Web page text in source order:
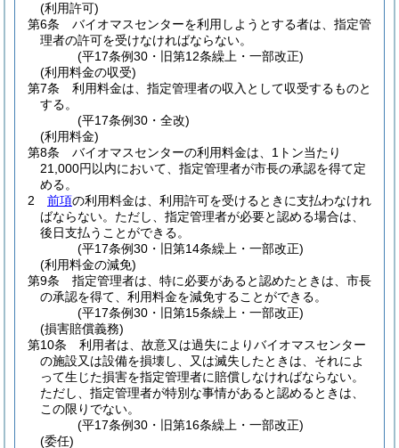
(利用許可)
第6条
バイオマスセンターを利用しようとする者は、指定管
理者の許可を受けなければならない。
(平17条例30・旧第12条繰上・一部改正)
(利用料金の収受)
第7条
利用料金は、指定管理者の収入として収受するものと
する。
(平17条例30・全改)
(利用料金)
第8条
バイオマスセンターの利用料金は、1トン当たり
21,000円以内において、指定管理者が市長の承認を得て定
める。
2
前項の利用料金は、利用許可を受けるときに支払わなけれ
ばならない。 ただし、指定管理者が必要と認める場合は、
後日支払うことができる。
(平17条例30・旧第14条繰上・一部改正)
(利用料金の減免)
第9条
指定管理者は、特に必要があると認めたときは、市長
の承認を得て、利用料金を減免することができる。
(平17条例30・旧第15条繰上・一部改正)
(損害賠償義務)
第10条
利用者は、故意又は過失によりバイオマスセンター
の施設又は設備を損壊し、又は滅失したときは、それによ
って生じた損害を指定管理者に賠償しなければならない。
ただし、指定管理者が特別な事情があると認めるときは、
この限りでない。
(平17条例30・旧第16条繰上・一部改正)
(委任)